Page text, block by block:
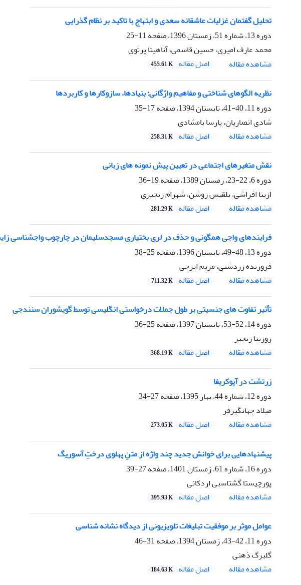
تحلیل گفتمان غزلیات عاشقانه سعدی و ابتهاج با تاکید بر نظام گذرایی
دوره 13، شماره 51، زمستان 1396، صفحه
11-25
محمد عارف امیری، حسین قاسمی، آناهیتا پرتوی
مشاهده مقاله
اصل مقاله 455.61 K
نظریه الگوهای شناختی و مفاهیم واژگانی: بنیادها، سازوکارها و کاربردها
دوره 11، 40-41، تابستان 1394، صفحه
17-35
شادی انصاریان، پارسا بامشادی
مشاهده مقاله
اصل مقاله 258.31 K
نقش متغیرهای اجتماعی در تعیین پیش نمونه های زبانی
دوره 6، 22-23، زمستان 1389، صفحه
19-36
ازیتا افراشی، بلقیس روشن، شهرام رنجبری
مشاهده مقاله
اصل مقاله 281.29 K
فرایندهای واجی همگونی و حذف در لری بختیاری مسجدسلیمان در چارچوب واج‏شناسی
دوره 13، 48-49، تابستان 1396، صفحه
25-38
فروزنده زردشتی، مریم ایرجی
مشاهده مقاله
اصل مقاله 711.32 K
تأثیر تفاوت های جنسیتی بر طول جملات درخواستی انگلیسی توسط گویشوران سنندجی
دوره 14، 52-53، تابستان 1397، صفحه
25-36
روزیتا رنجبر
مشاهده مقاله
اصل مقاله 368.19 K
زرتشت در آپوکریفا
دوره 12، شماره 44، بهار 1395، صفحه
27-34
میلاد جهانگیرفر
مشاهده مقاله
اصل مقاله 273.05 K
پیشنهادهایی برای خوانش جدید چند واژه از متنِ پهلوی درختِ آسوریگ
دوره 16، شماره 61، زمستان 1401، صفحه
27-39
پورچیستا گشتاسبی اردکانی
مشاهده مقاله
اصل مقاله 395.93 K
عوامل موثر بر موفقیت تبلیغات تلویزیونی از دیدگاه نشانه شناسی
دوره 11، 42-43، زمستان 1394، صفحه
31-46
گلبرگ ذهنی
مشاهده مقاله
اصل مقاله 184.63 K